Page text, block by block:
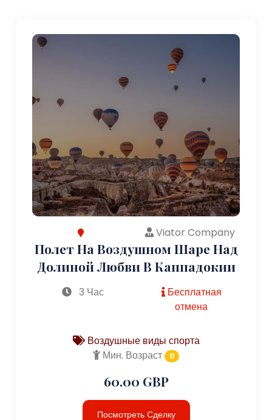
Viator Company
Полет На Воздушном Шаре Над
Долиной Любви В Каппадокии
3 Час
Бесплатная
отмена
Воздушные виды спорта
Мин. Возраст
0
60.00 GBP
Посмотреть Сделку